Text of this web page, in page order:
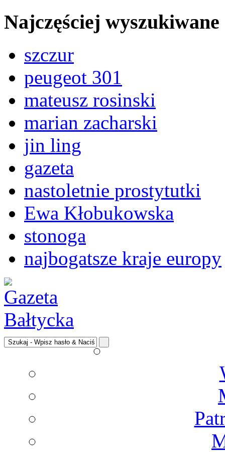
Najczęściej wyszukiwane
szczur
peugeot 301
mateusz rosinski
marian zacharski
jin ling
gazeta
nastoletnie prostytutki
Ewa Kłobukowska
stonoga
najbogatsze kraje europy